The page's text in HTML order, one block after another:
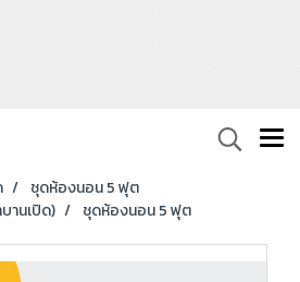
ชุดห้องนอน 5 ฟุต
านเปิด)
ชุดห้องนอน 5 ฟุต